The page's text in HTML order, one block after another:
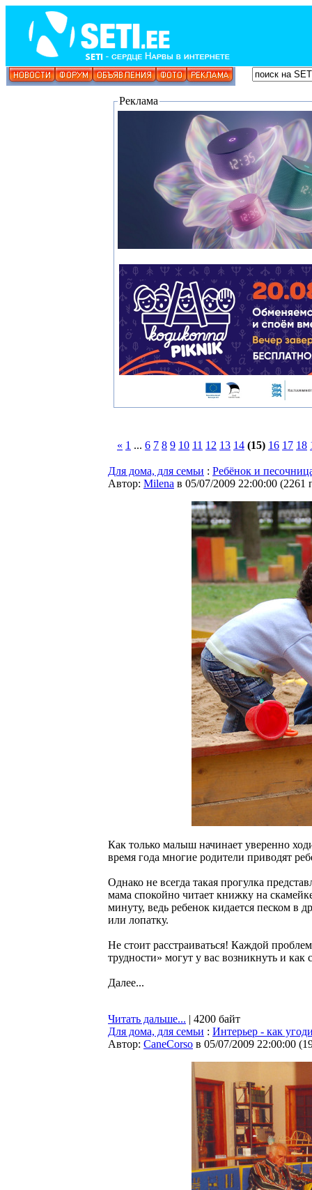
Реклама
« 1 ... 6 7 8 9 10 11 12 13 14 (15) 16 17 18
Для дома, для семьи : Ребёнок и
Автор: Milena в 05/07/2009 22:00:00 (2261
Как только малыш начинает уверенно
время года многие родители приводят
Однако не всегда такая прогулка
мама спокойно читает книжку на
минуту, ведь ребенок кидается песком в
или лопатку.
Не стоит расстраиваться! Каждой
трудности» могут у вас возникнуть и как
Далее...
Читать дальше... | 4200 байт
Для дома, для семьи : Интерьер - как
Автор: CaneCorso в 05/07/2009 22:00:00 (